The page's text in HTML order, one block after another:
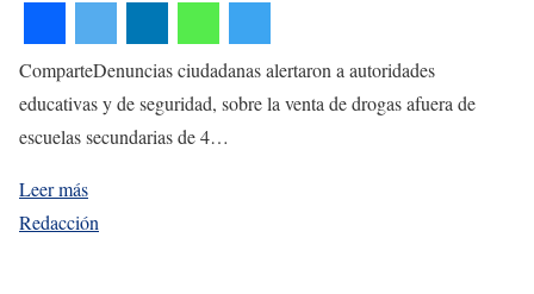
ComparteDenuncias ciudadanas alertaron a autoridades
educativas y de seguridad, sobre la venta de drogas afuera de
escuelas secundarias de 4…
Leer más
Redacción